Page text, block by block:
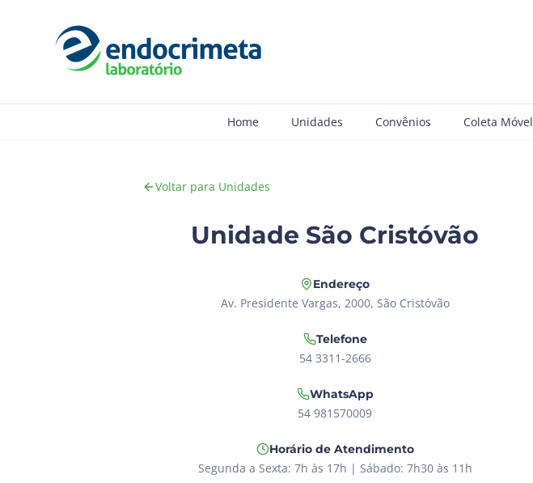
Home Unidades Convênios Coleta Móvel
Voltar para Unidades
Unidade São Cristóvão
Endereço
Av. Presidente Vargas, 2000, São Cristóvão
Telefone
54 3311-2666
WhatsApp
54 981570009
Horário de Atendimento
Segunda a Sexta: 7h às 17h | Sábado: 7h30 às 11h